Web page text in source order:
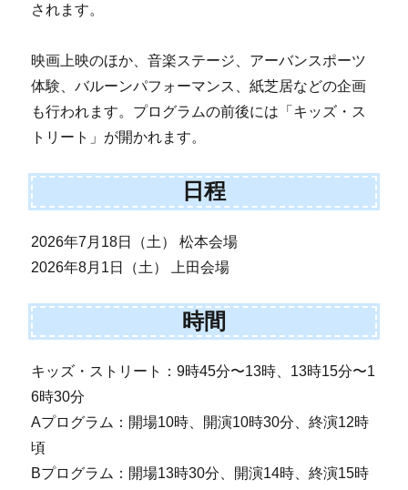
されます。
映画上映のほか、音楽ステージ、アーバンスポーツ
体験、バルーンパフォーマンス、紙芝居などの企画
も行われます。プログラムの前後には「キッズ・ス
トリート」が開かれます。
日程
2026年7月18日（土） 松本会場
2026年8月1日（土） 上田会場
時間
キッズ・ストリート：9時45分〜13時、13時15分〜1
6時30分
Aプログラム：開場10時、開演10時30分、終演12時
頃
Bプログラム：開場13時30分、開演14時、終演15時